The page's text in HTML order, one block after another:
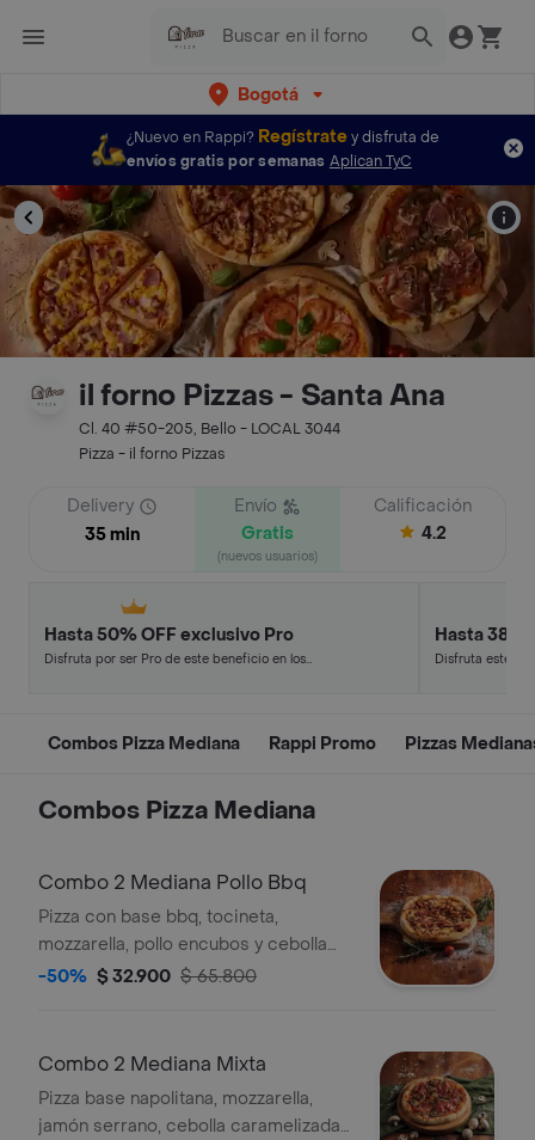
Bogotá
¿Nuevo en Rappi? Regístratey disfruta de
envíos gratis por semanas Aplican TyC
il forno Pizzas - Santa Ana
Cl. 40 #50-205, Bello - LOCAL 3044
Pizza - il forno Pizzas
Delivery
35 min
Envío
Gratis
(nuevos usuarios)
Calificación
4.2
Hasta 50% OFF exclusivo Pro
Disfruta por ser Pro de este beneficio en los
Hasta 38%
Disfruta este
Combos Pizza Mediana Rappi Promo Pizzas
Combos Pizza Mediana
Combo 2 Mediana Pollo Bbq
Pizza con base bbq, tocineta,
mozzarella, pollo encubos y cebolla
caramelizada.
-50% $ 32.900 $ 65.800
Combo 2 Mediana Mixta
Pizza base napolitana, mozzarella,
jamón serrano, cebolla caramelizada y